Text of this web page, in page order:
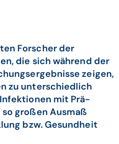
Forscher der
die sich während der
zeigen,
zu unterschiedlich
mit Prä-
großen Ausmaß
bzw. Gesundheit